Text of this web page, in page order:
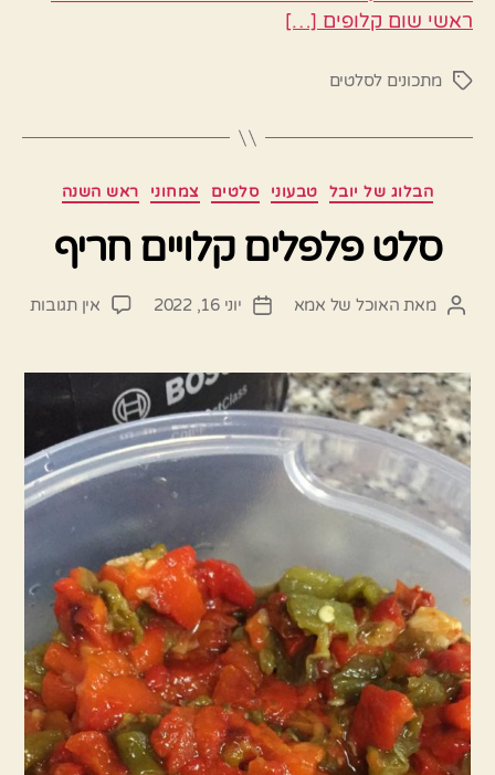
ראשי שום קלופים […]
תגיותמתכונים לסלטים
קטגוריות הבלוג של יובל טבעוני סלטים צמחוני ראש השנה
סלט פלפלים קלויים חריף
המחבר
מאת האוכל של אמא
תאריך
יוני 16, 2022 אין תגובותעל